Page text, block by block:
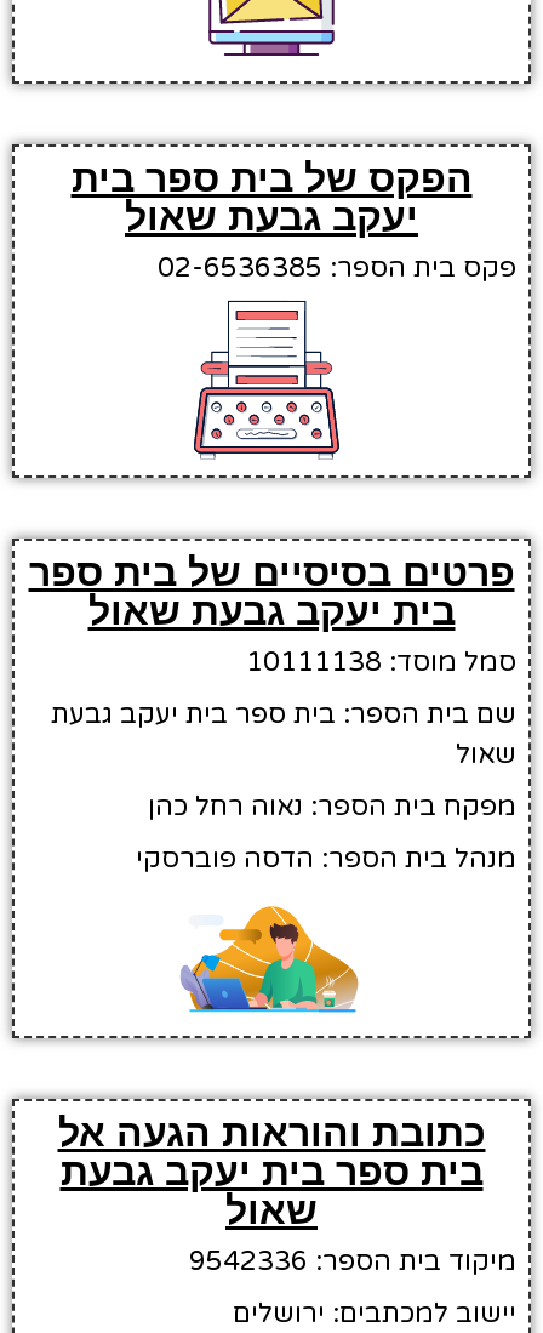
הפקס של בית ספר בית
יעקב גבעת שאול
פקס בית הספר: 02-6536385
פרטים בסיסיים של בית ספר
בית יעקב גבעת שאול
סמל מוסד: 10111138
שם בית הספר: בית ספר בית יעקב גבעת
שאול
מפקח בית הספר: נאוה רחל כהן
מנהל בית הספר: הדסה פוברסקי
כתובת והוראות הגעה אל
בית ספר בית יעקב גבעת
שאול
מיקוד בית הספר: 9542336
יישוב למכתבים: ירושלים